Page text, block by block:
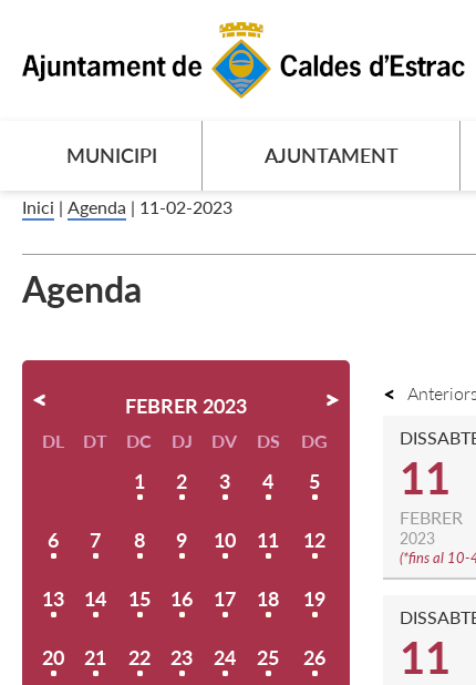
MUNICIPI AJUNTAMENT
Inici | Agenda | 11-02-2023
Agenda
FEBRER 2023
DL DT DC DJ DV DS DG
1 2 3 4 5
6 7 8 9 10 11 12
13 14 15 16 17 18 19
20 21 22 23 24 25 26
Anteriors
11
FEBRER
2023
(*fins al
11